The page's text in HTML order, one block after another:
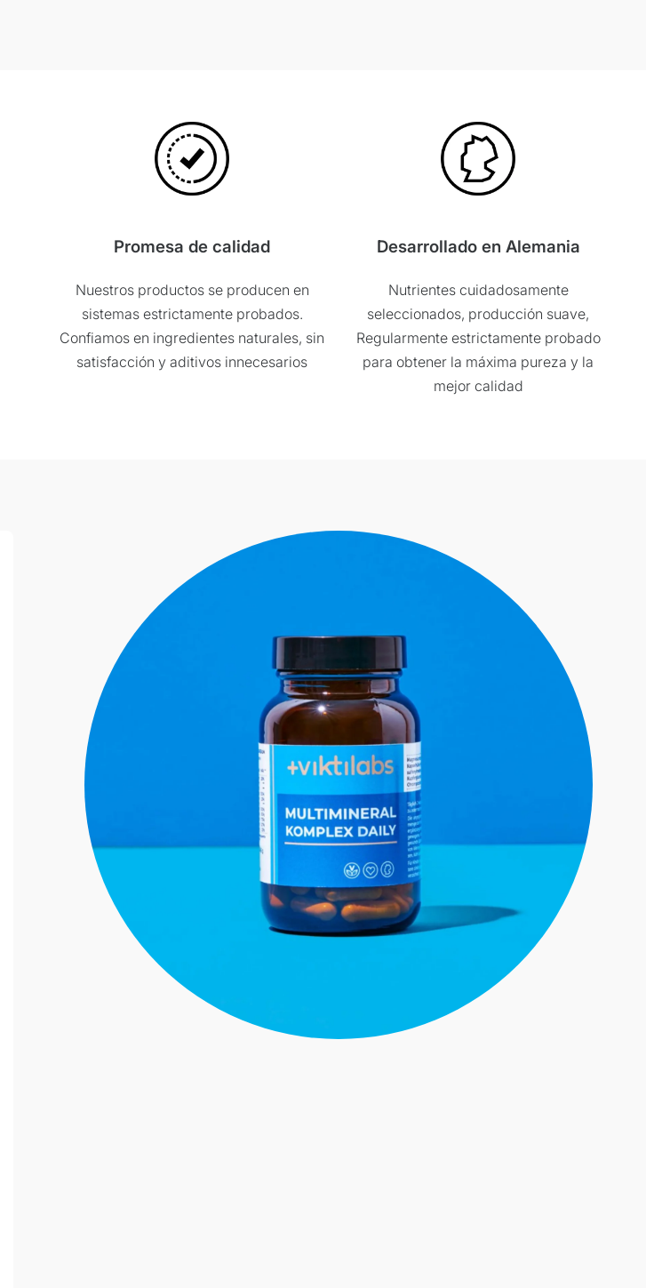
Promesa de calidad
Nuestros productos se producen en
sistemas estrictamente probados.
Confiamos en ingredientes naturales, sin
satisfacción y aditivos innecesarios
Desarrollado en Alemania
Nutrientes cuidadosamente
seleccionados, producción suave,
Regularmente estrictamente probado
para obtener la máxima pureza y la
mejor calidad